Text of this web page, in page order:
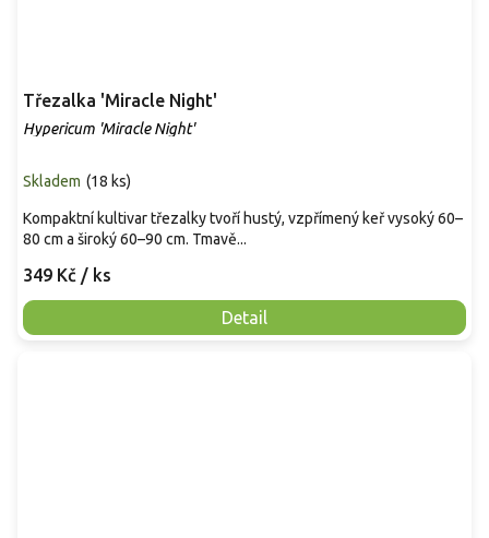
Třezalka 'Miracle Night'
Hypericum 'Miracle Night'
Skladem (18 ks)
349 Kč / ks
Detail
Kompaktní kultivar třezalky tvoří hustý, vzpřímený keř vysoký 60–
80 cm a široký 60–90 cm. Tmavě...